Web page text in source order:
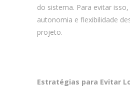
do sistema. Para evitar
autonomia e flexibilidade
projeto.
Estratégias para Evitar